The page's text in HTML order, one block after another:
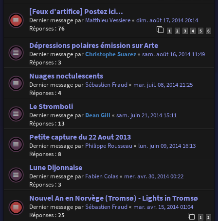
[Feux d'artifice] Postez ici...
Dernier message par Matthieu Vessiere« dim. août 17, 2014 20:14
Réponses :76 1 2 3 4 5 6
Dépressions polaires émission sur Arte
Dernier message parChristophe Suarez« sam. août 16, 2014 11:49
Réponses :3
Nuages noctulescents
Dernier message parSébastien Fraud« mar. juil. 08, 2014 21:25
Réponses :4
Le Stromboli
Dernier message par Dean Gill« sam. juin 21, 2014 15:11
Réponses : 13
Petite capture du 22 Aout 2013
Dernier message par Philippe Rousseau « lun. juin 09, 2014 16:13
Réponses :8
Lune Dijonnaise
Dernier message par Fabien Colas« mer. avr. 30, 2014 00:22
Réponses :3
Nouvel An en Norvège (Tromsø) - Lights in Tromsø
Dernier message parSébastien Fraud« mar. avr. 15, 2014 01:04
Réponses :25 1 2